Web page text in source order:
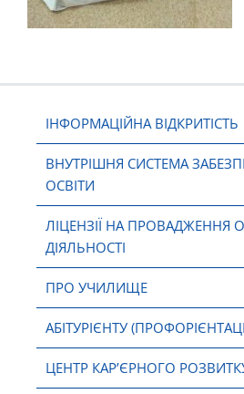
ІНФОРМАЦІЙНА ВІДКРИТІСТЬ
ВНУТРІШНЯ СИСТЕМА
ОСВІТИ
ЛІЦЕНЗІЇ НА ПРОВАДЖЕННЯ
ДІЯЛЬНОСТІ
ПРО УЧИЛИЩЕ
АБІТУРІЄНТУ
ЦЕНТР КАР’ЄРНОГО